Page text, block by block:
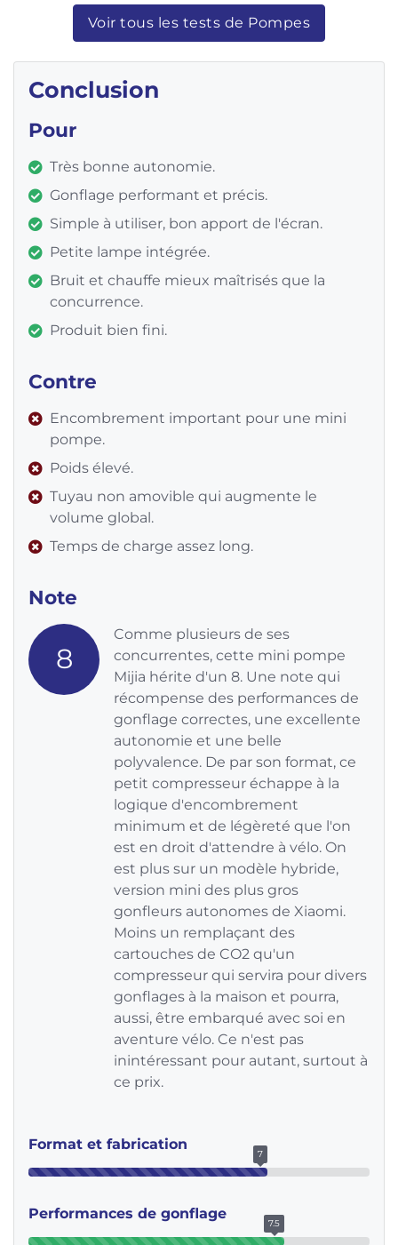
Voir tous les tests de Pompes
Conclusion
Pour
Très bonne autonomie.
Gonflage performant et précis.
Simple à utiliser, bon apport de l'écran.
Petite lampe intégrée.
Bruit et chauffe mieux maîtrisés que la
concurrence.
Produit bien fini.
Contre
Encombrement important pour une mini
pompe.
Poids élevé.
Tuyau non amovible qui augmente le
volume global.
Temps de charge assez long.
Note
8
Comme plusieurs de ses
concurrentes, cette mini pompe
Mijia hérite d'un 8. Une note qui
récompense des performances de
gonflage correctes, une excellente
autonomie et une belle
polyvalence. De par son format, ce
petit compresseur échappe à la
logique d'encombrement
minimum et de légèreté que l'on
est en droit d'attendre à vélo. On
est plus sur un modèle hybride,
version mini des plus gros
gonfleurs autonomes de Xiaomi.
Moins un remplaçant des
cartouches de CO2 qu'un
compresseur qui servira pour divers
gonflages à la maison et pourra,
aussi, être embarqué avec soi en
aventure vélo. Ce n'est pas
inintéressant pour autant, surtout à
ce prix.
Format et fabrication
7
Performances de gonflage
7.5